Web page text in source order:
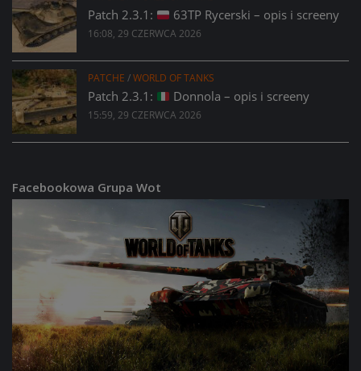
Patch 2.3.1: 63TP Rycerski – opis i screeny
16:08, 29 CZERWCA 2026
PATCHE /WORLD OF TANKS
Patch 2.3.1: Donnola – opis i screeny
15:59, 29 CZERWCA 2026
Facebookowa Grupa Wot